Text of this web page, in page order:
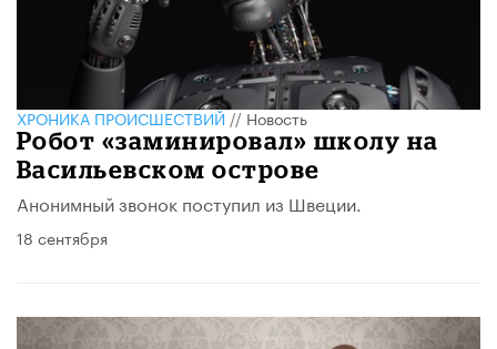
ХРОНИКА ПРОИСШЕСТВИЙ//Новость
Робот «заминировал» школу на
Васильевском острове
Анонимный звонок поступил из Швеции.
18 сентября